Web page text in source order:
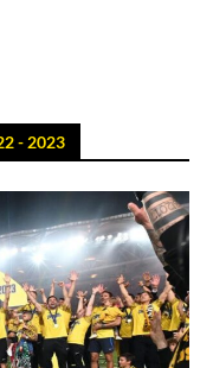
- 2023